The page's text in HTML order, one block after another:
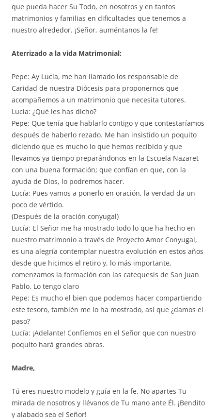
que pueda hacer Su Todo, en nosotros y en tantos
matrimonios y familias en dificultades que tenemos a
nuestro alrededor. ¡Señor, auméntanos la fe!
Aterrizado a la vida Matrimonial:
Pepe: Ay Lucía, me han llamado los responsable de
Caridad de nuestra Diócesis para proponernos que
acompañemos a un matrimonio que necesita tutores.
Lucía: ¿Qué les has dicho?
Pepe: Que tenía que hablarlo contigo y que contestaríamos
después de haberlo rezado. Me han insistido un poquito
diciendo que es mucho lo que hemos recibido y que
llevamos ya tiempo preparándonos en la Escuela Nazaret
con una buena formación; que confían en que, con la
ayuda de Dios, lo podremos hacer.
Lucía: Pues vamos a ponerlo en oración, la verdad da un
poco de vértido.
(Después de la oración conyugal)
Lucía: El Señor me ha mostrado todo lo que ha hecho en
nuestro matrimonio a través de Proyecto Amor Conyugal,
es una alegría contemplar nuestra evolución en estos años
desde que hicimos el retiro y, lo más importante,
comenzamos la formación con las catequesis de San Juan
Pablo. Lo tengo claro
Pepe: Es mucho el bien que podemos hacer compartiendo
este tesoro, también me lo ha mostrado, así que ¿damos el
paso?
Lucía: ¡Adelante! Confíemos en el Señor que con nuestro
poquito hará grandes obras.
Madre,
Tú eres nuestro modelo y guía en la fe, No apartes Tu
mirada de nosotros y llévanos de Tu mano ante Él. ¡Bendito
y alabado sea el Señor!